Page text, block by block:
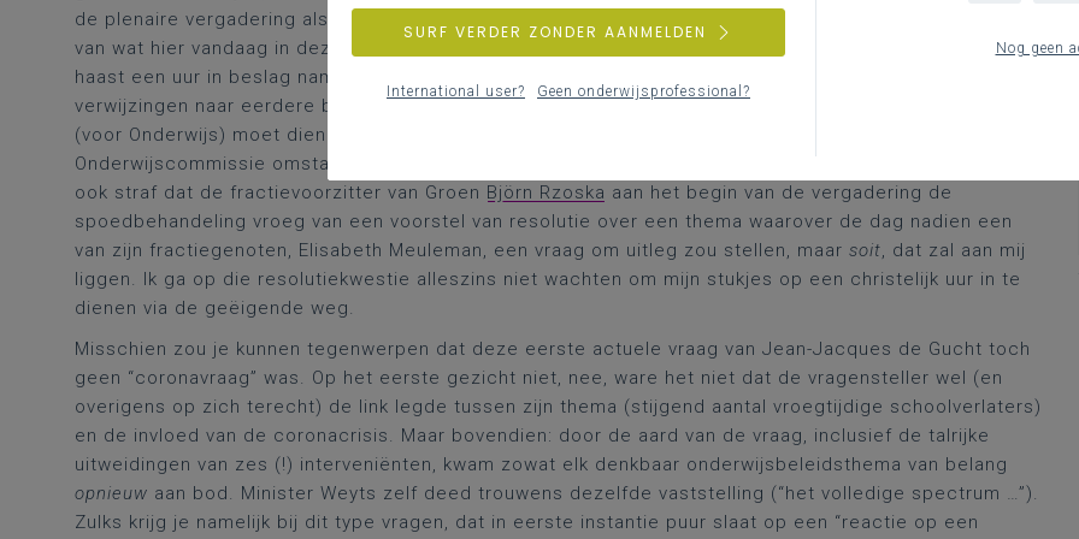
de plenaire vergadering als in de Commissie voor Onderwijs, gelezen hebt in deze blog, weet je al 99%
van wat hier vandaag in deze plenaire vergadering herhaald werd. Ik ga me dus voor de drie vragen, die
haast een uur in beslag namen, dan ook beperken tot nog slechts een paar dingen en vooral ook enkele
verwijzingen naar eerdere besprekingen. Niet exhaustief, maar illustratief. Als de plenaire vergadering
(voor Onderwijs) moet dienen om nog maar eens te herhalen wat al, zelfs bij herhaling, in de
Onderwijscommissie omstandig besproken werd, ja dan begrijp ik het niet meer. Overigens vond ik het
ook straf dat de fractievoorzitter van Groen Björn Rzoska aan het begin van de vergadering de
spoedbehandeling vroeg van een voorstel van resolutie over een thema waarover de dag nadien een
van zijn fractiegenoten, Elisabeth Meuleman, een vraag om uitleg zou stellen, maar soit, dat zal aan mij
liggen. Ik ga op die resolutiekwestie alleszins niet wachten om mijn stukjes op een christelijk uur in te
dienen via de geëigende weg.
Misschien zou je kunnen tegenwerpen dat deze eerste actuele vraag van Jean-Jacques de Gucht toch
geen “coronavraag” was. Op het eerste gezicht niet, nee, ware het niet dat de vragensteller wel (en
overigens op zich terecht) de link legde tussen zijn thema (stijgend aantal vroegtijdige schoolverlaters)
en de invloed van de coronacrisis. Maar bovendien: door de aard van de vraag, inclusief de talrijke
uitweidingen van zes (!) interveniënten, kwam zowat elk denkbaar onderwijsbeleidsthema van belang
opnieuw aan bod. Minister Weyts zelf deed trouwens dezelfde vaststelling (“het volledige spectrum …”).
Zulks krijg je namelijk bij dit type vragen, dat in eerste instantie puur slaat op een “reactie op een
Nog geen
SURF VERDER ZONDER AANMELDEN
International user? Geen onderwijsprofessional?